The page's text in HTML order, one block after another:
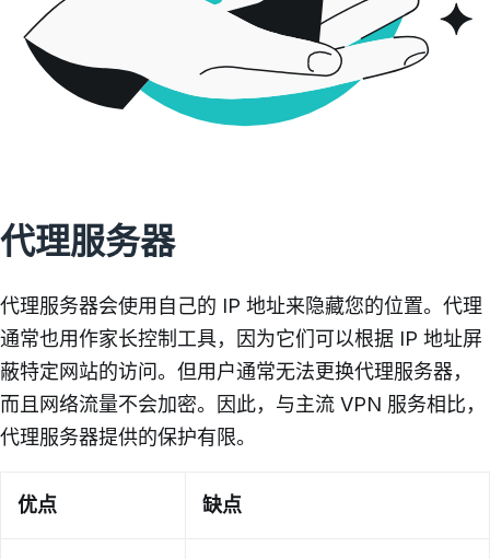
代理服务器
代理服务器会使用自己的 IP 地址来隐藏您的位置。代理
通常也用作家长控制工具，因为它们可以根据 IP 地址屏
蔽特定网站的访问。但用户通常无法更换代理服务器，
而且网络流量不会加密。因此，与主流 VPN 服务相比，
代理服务器提供的保护有限。
优点 缺点